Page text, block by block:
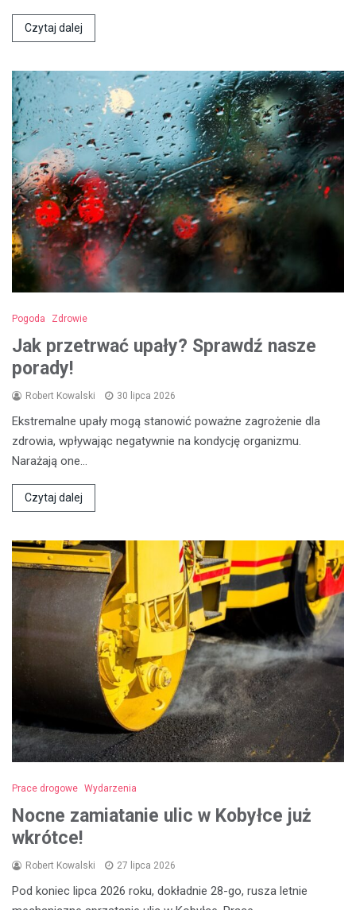
Czytaj dalej
Pogoda Zdrowie
Jak przetrwać upały? Sprawdź nasze
porady!
Robert Kowalski 30 lipca 2026
Ekstremalne upały mogą stanowić poważne zagrożenie dla
zdrowia, wpływając negatywnie na kondycję organizmu.
Narażają one…
Czytaj dalej
Prace drogowe Wydarzenia
Nocne zamiatanie ulic w Kobyłce już
wkrótce!
Robert Kowalski 27 lipca 2026
Pod koniec lipca 2026 roku, dokładnie 28-go, rusza letnie